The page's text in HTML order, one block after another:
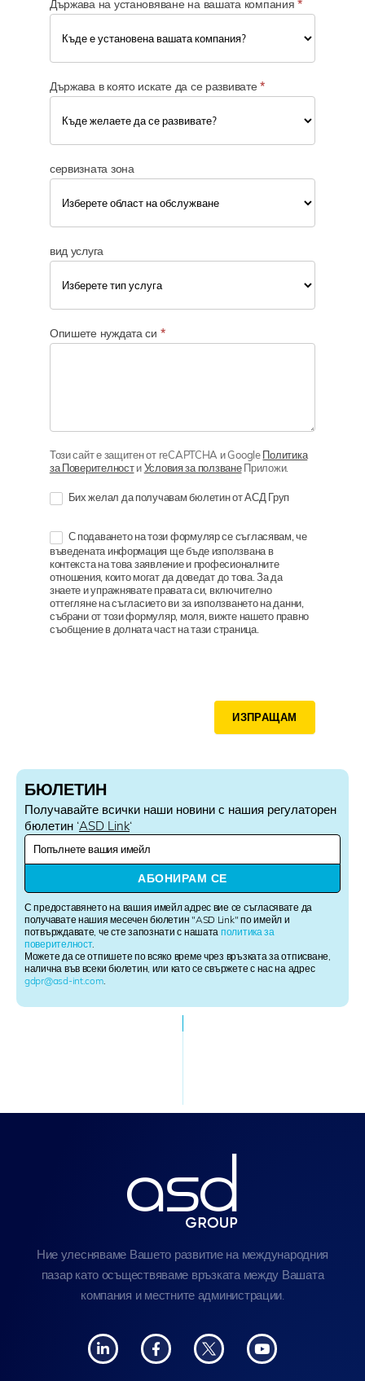
БЮЛЕТИН
Получавайте всички наши новини с нашия регулаторен
бюлетин ‘ASD Link‘
N
s
l
e
t
t
e
r
i
С предоставянето на вашия имейл адрес вие се съгласявате да
получавате нашия месечен бюлетин "ASD Link" по имейл и
потвърждавате, че сте запознати с нашата политика за
поверителност.
Можете да се отпишете по всяко време чрез връзката за отписване,
налична във всеки бюлетин, или като се свържете с нас на адрес
gdpr@asd-int.com.
АБОНИРАМ СЕ
Държава на установяване на вашата компания*
Държава в която искате да се развивате*
сервизната зона
вид услуга
Опишете нуждата си *
Този сайт е защитен от reCAPTCHA и GoogleПолитика
за ПоверителностиУсловия за ползванеПриложи.
Бих желал да получавам бюлетин от АСД Груп
С подаването на този формуляр се съгласявам, че
въведената информация ще бъде използвана в
контекста на това заявление и професионалните
отношения, които могат да доведат до това. За да
знаете и упражнявате правата си, включително
оттегляне на съгласието ви за използването на данни,
събрани от този формуляр, моля, вижте нашето правно
съобщение в долната част на тази страница.
ИЗПРАЩАМ
Ние улесняваме Вашето развитие на международния
пазар като осъществяваме връзката между Вашата
компания и местните администрации.